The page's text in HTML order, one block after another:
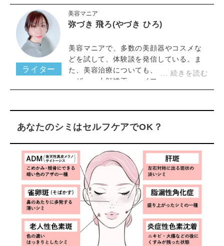
リニックにて研鑽を重ね当クリニックに
て勤務。
美容マニア
弥づき 飛ろ(やづき ひろ)
ライター
美容マニアで、多数の美顔器やコスメな
どを試して、体験談を発信している。ま
た、美容治療についても、美容注射、レ
ーザー、小顔矯正、ハイフ、美白施術な
どの施術体験がある。実体験を交えた情
あなたのシミはセルフケアでOK？